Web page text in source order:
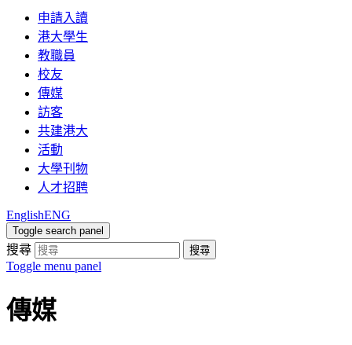
申請入讀
港大學生
教職員
校友
傳媒
訪客
共建港大
活動
大學刊物
人才招聘
EnglishENG
Toggle search panel
搜尋 搜尋
Toggle menu panel
傳媒